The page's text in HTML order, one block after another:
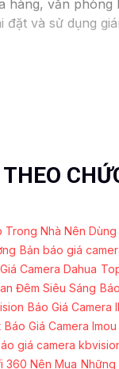
hàng, văn phòng
và sử dụng
Trong Nhà Nên Dùng
Bản báo giá
Camera Dahua
Đêm Siêu Sáng
Báo Giá Camera
Báo Giá Camera Imou
giá camera
360 Nên Mua Những